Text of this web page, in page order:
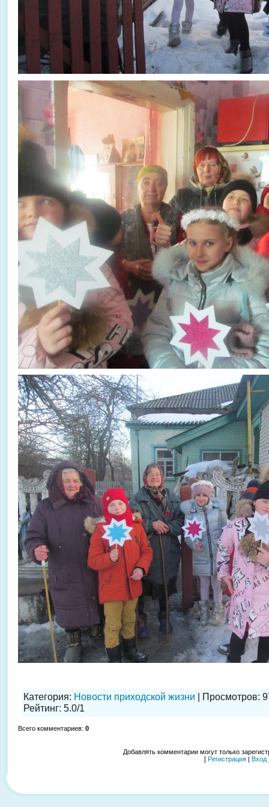
Категория: Новости приходской жизни | Просмотров:
Рейтинг: 5.0/1
Всего комментариев: 0
Добавлять комментарии могут только
[ Регистрация | Вход